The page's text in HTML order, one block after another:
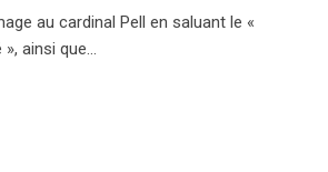
au cardinal Pell en saluant le «
ainsi que…